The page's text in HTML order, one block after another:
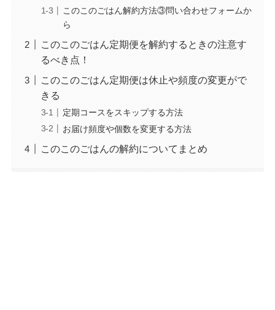
このこのごはん解約方法③問い合わせフォームか
ら
このこのごはん定期便を解約するときの注意す
るべき点！
このこのごはん定期便は休止や頻度の変更がで
きる
定期コースをスキップする方法
お届け頻度や個数を変更する方法
このこのごはんの解約についてまとめ